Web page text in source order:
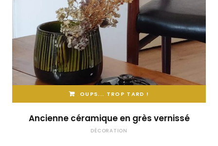
OUPS... TROP TARD !
Ancienne céramique en grès vernissé
DÉCORATION